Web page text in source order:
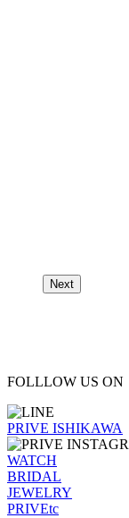
Next
FOLLLOW US ON
PRIVE ISHIKAWA
WATCH
BRIDAL
JEWELRY
PRIVEtc